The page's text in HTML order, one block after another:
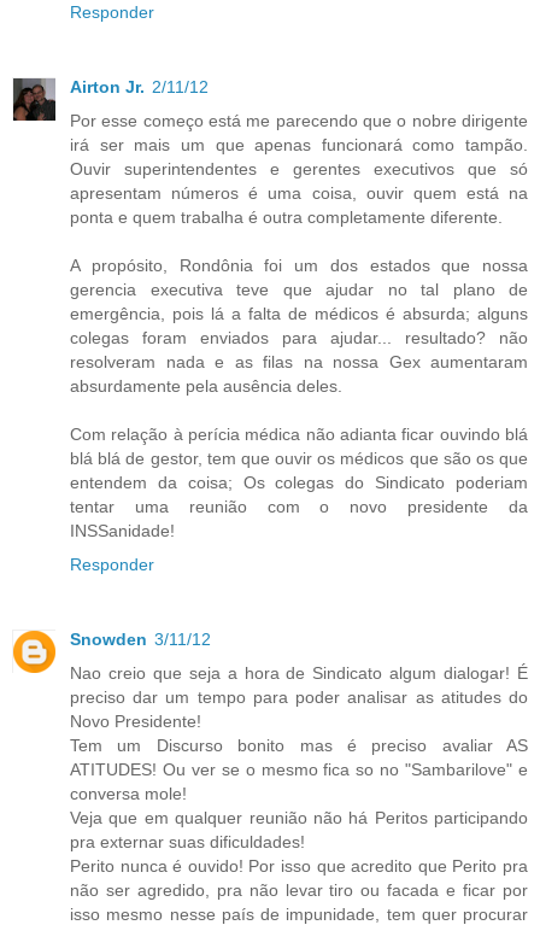
Responder
Airton Jr. 2/11/12
Por esse começo está me parecendo que o nobre dirigente
irá ser mais um que apenas funcionará como tampão.
Ouvir superintendentes e gerentes executivos que só
apresentam números é uma coisa, ouvir quem está na
ponta e quem trabalha é outra completamente diferente.
A propósito, Rondônia foi um dos estados que nossa
gerencia executiva teve que ajudar no tal plano de
emergência, pois lá a falta de médicos é absurda; alguns
colegas foram enviados para ajudar... resultado? não
resolveram nada e as filas na nossa Gex aumentaram
absurdamente pela ausência deles.
Com relação à perícia médica não adianta ficar ouvindo blá
blá blá de gestor, tem que ouvir os médicos que são os que
entendem da coisa; Os colegas do Sindicato poderiam
tentar uma reunião com o novo presidente da
INSSanidade!
Responder
Snowden 3/11/12
Nao creio que seja a hora de Sindicato algum dialogar! É
preciso dar um tempo para poder analisar as atitudes do
Novo Presidente!
Tem um Discurso bonito mas é preciso avaliar AS
ATITUDES! Ou ver se o mesmo fica so no "Sambarilove" e
conversa mole!
Veja que em qualquer reunião não há Peritos participando
pra externar suas dificuldades!
Perito nunca é ouvido! Por isso que acredito que Perito pra
não ser agredido, pra não levar tiro ou facada e ficar por
isso mesmo nesse país de impunidade, tem quer procurar